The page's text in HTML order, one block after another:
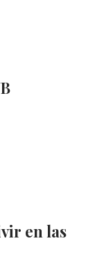
en las